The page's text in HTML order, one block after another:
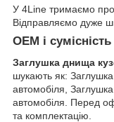
У 4Line тримаємо
Відправляємо дуже
OEM і сумісність
Заглушка днища
шукають як:
автомобіля,
автомобіля. Перед
та комплектацію.